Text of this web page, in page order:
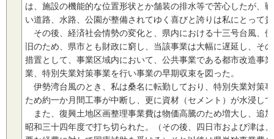
は、施設の機能的な位置形状とか舗装の排水等で苦心したが、
い道路、水路、公園が整備されてゆく喜びと誇りは私にとって
その後、経済社会情勢の変化と、県内における十三号台風、
旧のため、県市とも財政に窮し、当該事業は大幅に遅延し、そ
措置として、事業区域内において、公共事業である都市改造事
業、特別失業対策事業を行い事業の早期収束を図った。
伊勢湾台風のとき、私は桑名に転勤しており、特別失業対策
ため約一か月間工事が中断し、更に資材（セメント）が水浸し
また、復興土地区画整理事業費は物価高騰のため増大し、追
昭和三十四年度で打ち切られた。（その後、四日市および津は